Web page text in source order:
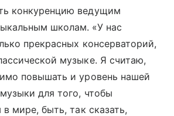
конкуренцию ведущим
школам. «У нас
прекрасных консерваторий,
музыке. Я считаю,
повышать и уровень нашей
для того, чтобы
мире, быть, так сказать,